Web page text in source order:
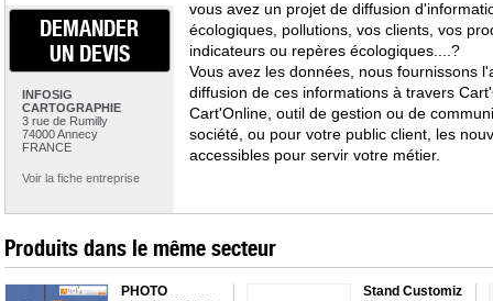
DEMANDER
UN DEVIS
INFOSIG
CARTOGRAPHIE
3 rue de Rumilly
74000 Annecy
FRANCE
Voir la fiche entreprise
vous avez un projet de diffusion
écologiques, pollutions, vos clients, vos
indicateurs ou repères écologiques....?
Vous avez les données, nous fournissons
diffusion de ces informations à travers
Cart'Online, outil de gestion ou de
société, ou pour votre public client, les
accessibles pour servir votre métier.
Produits dans le même secteur
PHOTO
Stand Customiz